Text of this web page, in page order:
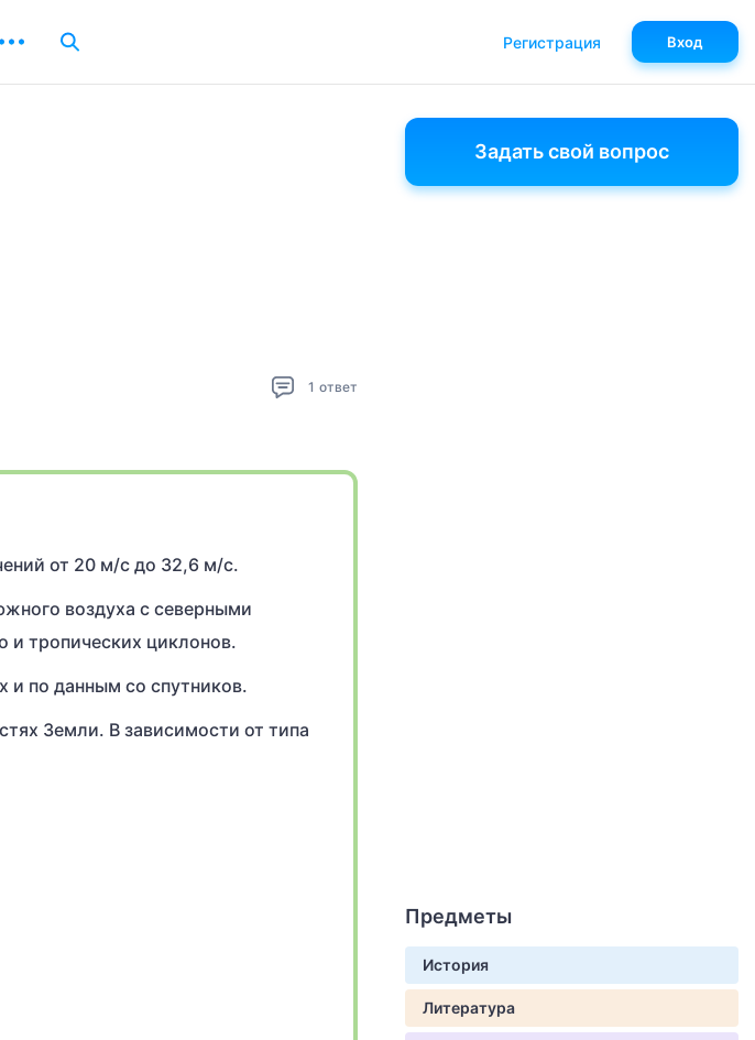
1 ответ
от 20 м/с до 32,6 м/с.
воздуха с северными
тропических циклонов.
по данным со спутников.
Земли. В зависимости от типа
Задать свой вопрос
Предметы
История
Литература
Регистрация Вход